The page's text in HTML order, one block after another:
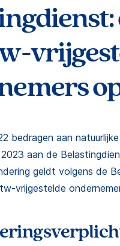
bedragen aan
2023 aan de
geldt volgens de
vrijgestelde